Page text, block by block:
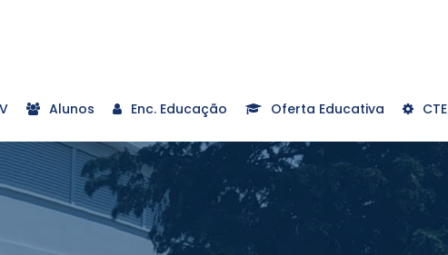
Alunos Enc. Educação Oferta Educativa CTE